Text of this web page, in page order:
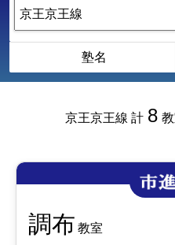
塾名
京王京王線 計 8
調布 教室